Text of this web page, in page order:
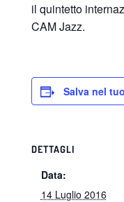
il quintetto
CAM Jazz.
Salva nel
DETTAGLI
Data:
14 Luglio 2016